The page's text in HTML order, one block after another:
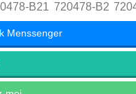
B21 720478-B2
Menssenger